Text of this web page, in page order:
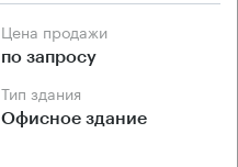
Цена продажи
по запросу
Тип здания
Офисное здание